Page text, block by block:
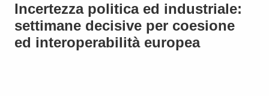
Incertezza politica ed industriale:
settimane decisive per coesione
ed interoperabilità europea